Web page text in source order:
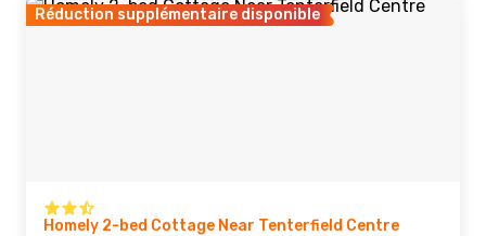
Réduction supplémentaire disponible
Homely 2-bed Cottage Near Tenterfield Centre